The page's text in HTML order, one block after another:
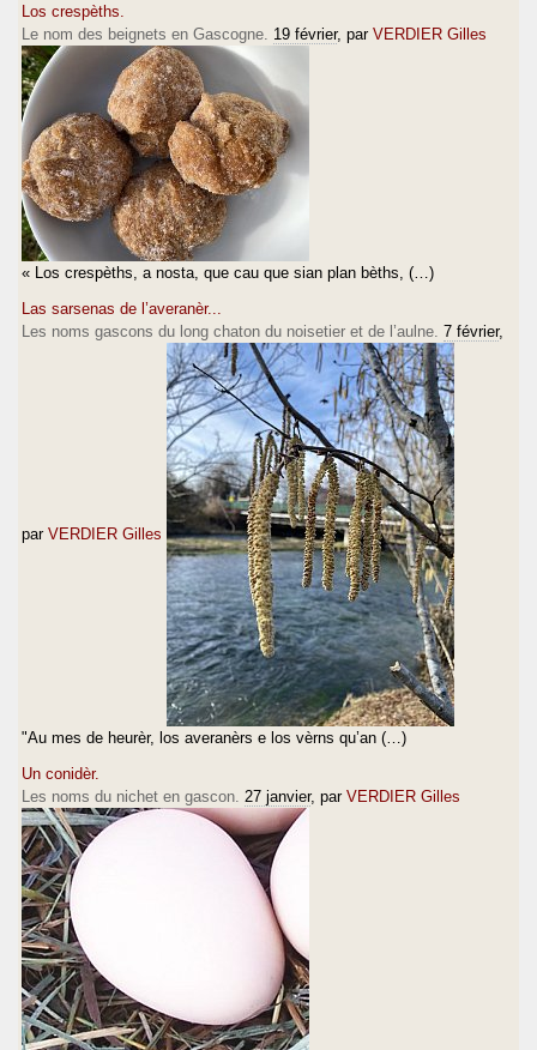
Los crespèths.
Le nom des beignets en Gascogne. 19 février, par VERDIER Gilles
« Los crespèths, a nosta, que cau que sian plan bèths, (…)
Las sarsenas de l’averanèr...
Les noms gascons du long chaton du noisetier et de l’aulne. 7 février,
par VERDIER Gilles
"Au mes de heurèr, los averanèrs e los vèrns qu’an (…)
Un conidèr.
Les noms du nichet en gascon. 27 janvier, par VERDIER Gilles